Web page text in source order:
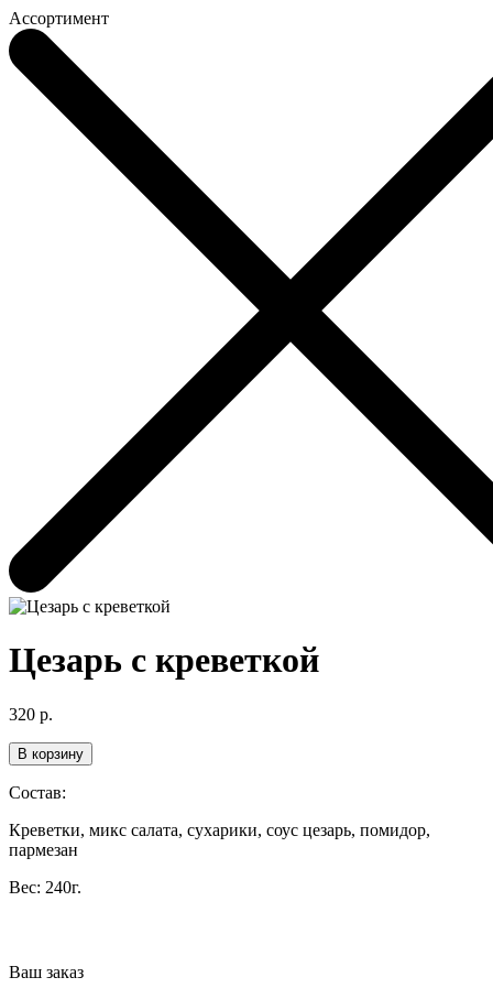
Ассортимент
Цезарь с креветкой
320 р.
В корзину
Состав:
Креветки, микс салата, сухарики, соус цезарь, помидор,
пармезан
Вес: 240г.
Ваш заказ